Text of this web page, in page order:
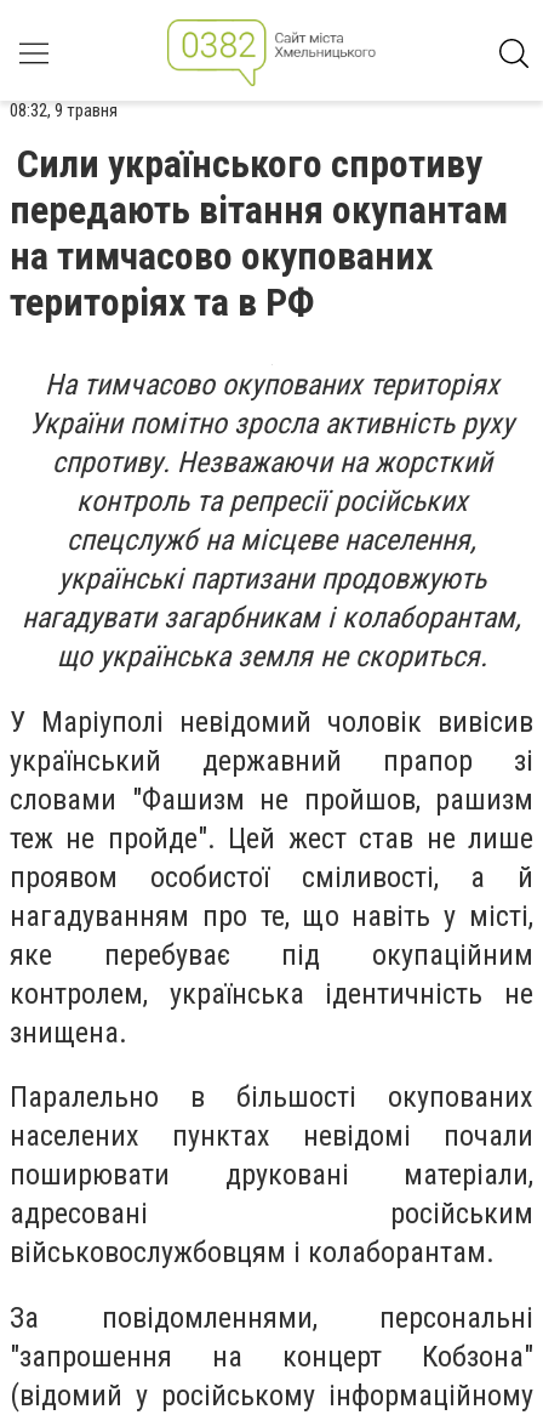
08:32, 9 травня
Сили українського спротиву
передають вітання окупантам
на тимчасово окупованих
територіях та в РФ
На тимчасово окупованих територіях
України помітно зросла активність руху
спротиву. Незважаючи на жорсткий
контроль та репресії російських
спецслужб на місцеве населення,
українські партизани продовжують
нагадувати загарбникам і колаборантам,
що українська земля не скориться.
У Маріуполі невідомий чоловік вивісив
український державний прапор зі
словами "Фашизм не пройшов, рашизм
теж не пройде". Цей жест став не лише
проявом особистої сміливості, а й
нагадуванням про те, що навіть у місті,
яке перебуває під окупаційним
контролем, українська ідентичність не
знищена.
Паралельно в більшості окупованих
населених пунктах невідомі почали
поширювати друковані матеріали,
адресовані російським
військовослужбовцям і колаборантам.
За повідомленнями, персональні
"запрошення на концерт Кобзона"
(відомий у російському інформаційному